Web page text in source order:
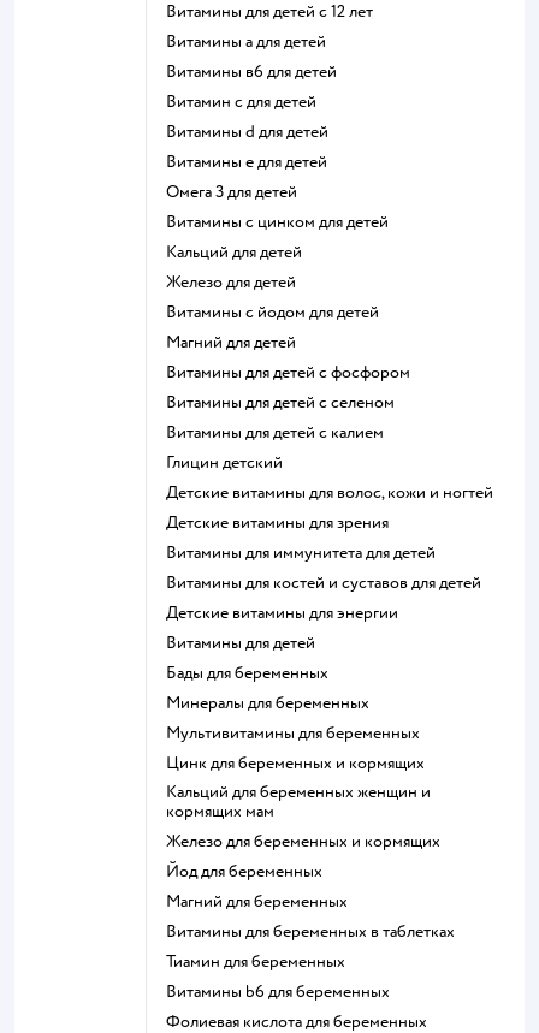
Витамины для детей с 12 лет
Витамины а для детей
Витамины в6 для детей
Витамин с для детей
Витамины d для детей
Витамины е для детей
Омега 3 для детей
Витамины с цинком для детей
Кальций для детей
Железо для детей
Витамины с йодом для детей
Магний для детей
Витамины для детей с фосфором
Витамины для детей с селеном
Витамины для детей с калием
Глицин детский
Детские витамины для волос, кожи и ногтей
Детские витамины для зрения
Витамины для иммунитета для детей
Витамины для костей и суставов для детей
Детские витамины для энергии
Витамины для детей
Бады для беременных
Минералы для беременных
Мультивитамины для беременных
Цинк для беременных и кормящих
Кальций для беременных женщин и
кормящих мам
Железо для беременных и кормящих
Йод для беременных
Магний для беременных
Витамины для беременных в таблетках
Тиамин для беременных
Витамины b6 для беременных
Фолиевая кислота для беременных